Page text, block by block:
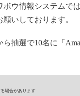
ウ情報システムで
いしております。
抽選で10名に「
場合があります